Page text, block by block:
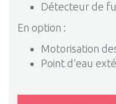
Détecteur de
En option :
Motorisation
Point d’eau